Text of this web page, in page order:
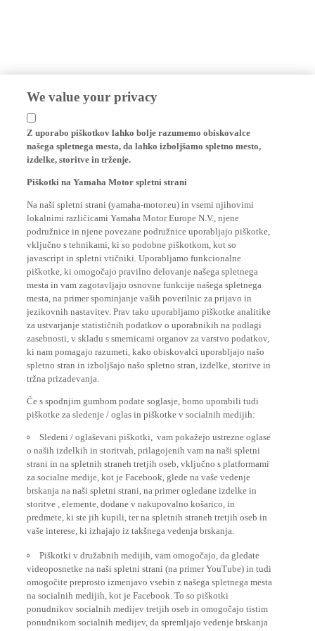
We value your privacy
Z uporabo piškotkov lahko bolje razumemo obiskovalce
našega spletnega mesta, da lahko izboljšamo spletno mesto,
izdelke, storitve in trženje.
Piškotki na Yamaha Motor spletni strani
Na naši spletni strani (yamaha-motor.eu) in vsemi njihovimi
lokalnimi različicami Yamaha Motor Europe N.V., njene
podružnice in njene povezane podružnice uporabljajo piškotke,
vključno s tehnikami, ki so podobne piškotkom, kot so
javascript in spletni vtičniki. Uporabljamo funkcionalne
piškotke, ki omogočajo pravilno delovanje našega spletnega
mesta in vam zagotavljajo osnovne funkcije našega spletnega
mesta, na primer spominjanje vaših poverilnic za prijavo in
jezikovnih nastavitev. Prav tako uporabljamo piškotke analitike
za ustvarjanje statističnih podatkov o uporabnikih na podlagi
zasebnosti, v skladu s smernicami organov za varstvo podatkov,
ki nam pomagajo razumeti, kako obiskovalci uporabljajo našo
spletno stran in izboljšajo našo spletno stran, izdelke, storitve in
tržna prizadevanja.
Če s spodnjim gumbom podate soglasje, bomo uporabili tudi
piškotke za sledenje / oglas in piškotke v socialnih medijih:
Sledeni / oglaševani piškotki, vam pokažejo ustrezne oglase
o naših izdelkih in storitvah, prilagojenih vam na naši spletni
strani in na spletnih straneh tretjih oseb, vključno s platformami
za socialne medije, kot je Facebook, glede na vaše vedenje
brskanja na naši spletni strani, na primer ogledane izdelke in
storitve , elemente, dodane v nakupovalno košarico, in
predmete, ki ste jih kupili, ter na spletnih straneh tretjih oseb in
vaše interese, ki izhajajo iz takšnega vedenja brskanja.
Piškotki v družabnih medijih, vam omogočajo, da gledate
videoposnetke na naši spletni strani (na primer YouTube) in tudi
omogočite preprosto izmenjavo vsebin z našega spletnega mesta
na socialnih medijih, kot je Facebook. To so piškotki
ponudnikov socialnih medijev tretjih oseb in omogočajo tistim
ponudnikom socialnih medijev, da spremljajo vedenje brskanja